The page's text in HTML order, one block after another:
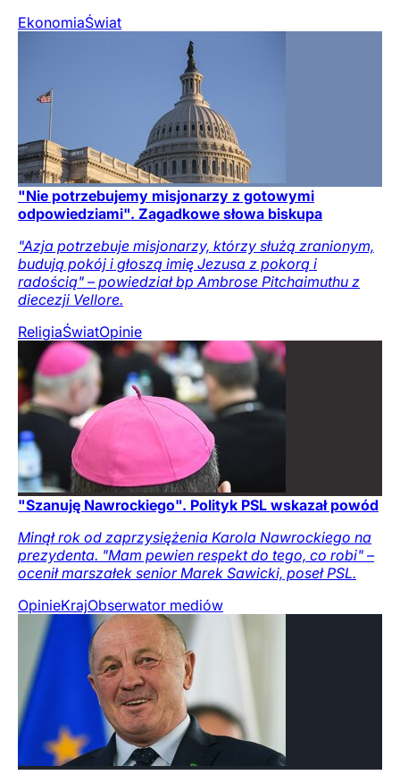
EkonomiaŚwiat
"Nie potrzebujemy misjonarzy z gotowymi
odpowiedziami". Zagadkowe słowa biskupa
"Azja potrzebuje misjonarzy, którzy służą zranionym,
budują pokój i głoszą imię Jezusa z pokorą i
radością" – powiedział bp Ambrose Pitchaimuthu z
diecezji Vellore.
ReligiaŚwiatOpinie
"Szanuję Nawrockiego". Polityk PSL wskazał powód
Minął rok od zaprzysiężenia Karola Nawrockiego na
prezydenta. "Mam pewien respekt do tego, co robi" –
ocenił marszałek senior Marek Sawicki, poseł PSL.
OpinieKrajObserwator mediów